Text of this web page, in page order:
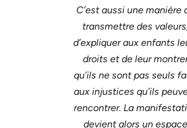
C’est aussi une manière
transmettre des
d’expliquer aux enfants
droits et de leur
qu’ils ne sont pas seuls
aux injustices qu’ils
rencontrer. La
devient alors un espace